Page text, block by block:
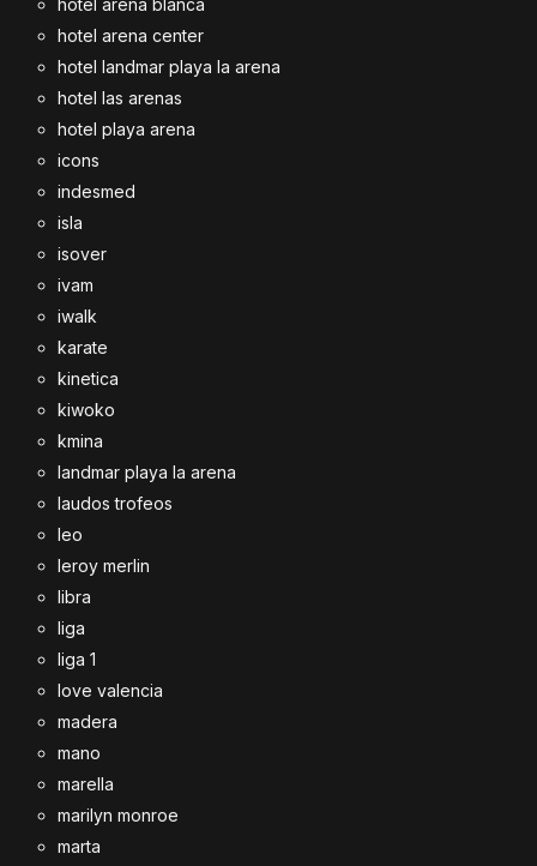
hotel arena blanca
hotel arena center
hotel landmar playa la arena
hotel las arenas
hotel playa arena
icons
indesmed
isla
isover
ivam
iwalk
karate
kinetica
kiwoko
kmina
landmar playa la arena
laudos trofeos
leo
leroy merlin
libra
liga
liga 1
love valencia
madera
mano
marella
marilyn monroe
marta